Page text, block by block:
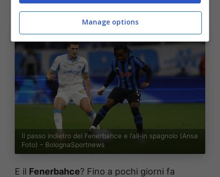
Fenerbahce e l’all-in spagnolo
Il passo indietro del Fenerbahce e l’all-in spagnolo (Ansa
Foto) – BolognaSportnews
E il Fenerbahce? Fino a pochi giorni fa
Manage options